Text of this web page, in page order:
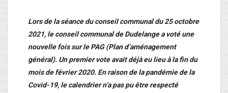
Lors de la séance du conseil communal du 25 octobre
2021, le conseil communal de Dudelange a voté une
nouvelle fois sur le PAG (Plan d’aménagement
général). Un premier vote avait déjà eu lieu à la fin du
mois de février 2020. En raison de la pandémie de la
Covid-19, le calendrier n’a pas pu être respecté